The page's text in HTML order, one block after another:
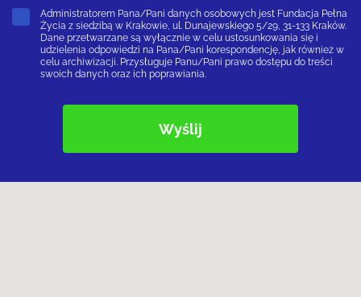
Administratorem Pana/Pani danych osobowych jest Fundacja Pełna
Życia z siedzibą w Krakowie, ul. Dunajewskiego 5/29, 31-133 Kraków.
Dane przetwarzane są wyłącznie w celu ustosunkowania się i
udzielenia odpowiedzi na Pana/Pani korespondencję, jak również w
celu archiwizacji. Przysługuje Panu/Pani prawo dostępu do treści
swoich danych oraz ich poprawiania.